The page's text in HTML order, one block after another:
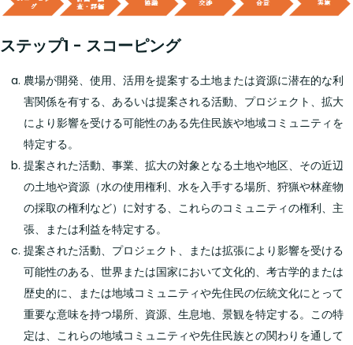
ステップ1 - スコーピング
農場が開発、使用、活用を提案する土地または資源に潜在的な利
害関係を有する、あるいは提案される活動、プロジェクト、拡大
により影響を受ける可能性のある先住民族や地域コミュニティを
特定する。
提案された活動、事業、拡大の対象となる土地や地区、その近辺
の土地や資源（水の使用権利、水を入手する場所、狩猟や林産物
の採取の権利など）に対する、これらのコミュニティの権利、主
張、または利益を特定する。
提案された活動、プロジェクト、または拡張により影響を受ける
可能性のある、世界または国家において文化的、考古学的または
歴史的に、または地域コミュニティや先住民の伝統文化にとって
重要な意味を持つ場所、資源、生息地、景観を特定する。この特
定は、これらの地域コミュニティや先住民族との関わりを通して